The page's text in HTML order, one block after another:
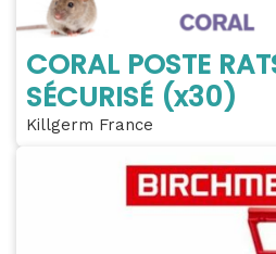
CORAL POSTE
SÉCURISÉ (x30)
Killgerm France